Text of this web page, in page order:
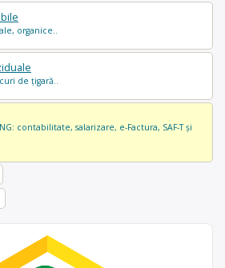
organice..
de țigară..
contabilitate, salarizare, e-Factura, SAF-T și